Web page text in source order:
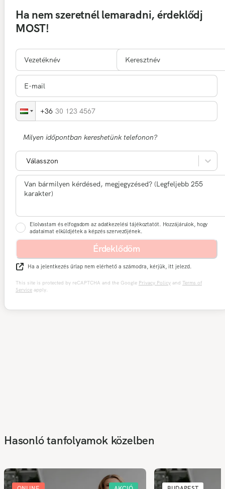
Ha nem szeretnél lemaradni, érdeklődj
MOST!
30 123 4567
Milyen időpontban kereshetünk telefonon?
Válasszon
Elolvastam és elfogadom az adatkezelési tájékoztatót. Hozzájárulok, hogy
adataimat elküldjétek a képzés szervezőjének.
Érdeklődöm
Ha a jelentkezés űrlap nem elérhető a számodra, kérjük, itt jelezd.
This site is protected by reCAPTCHA and the Google Privacy Policy and Terms of
Service apply.
Hasonló tanfolyamok közelben